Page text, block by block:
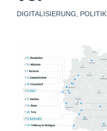
DIGITALISIERUNG POLITIK,